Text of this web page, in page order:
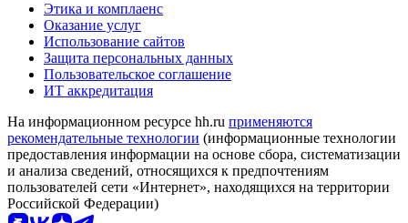
Этика и комплаенс
Оказание услуг
Использование сайтов
Защита персональных данных
Пользовательское соглашение
ИТ аккредитация
На информационном ресурсе hh.ru применяются
рекомендательные технологии (информационные технологии
предоставления информации на основе сбора, систематизации
и анализа сведений, относящихся к предпочтениям
пользователей сети «Интернет», находящихся на территории
Российской Федерации)